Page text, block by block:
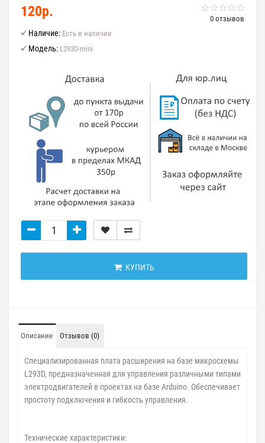
0 отзывов
120р.
Наличие: Есть в наличии
Модель: L293D-mini
КУПИТЬ
Описание Отзывов (0)
Специализированная плата расширения на базе микросхемы
L293D, предназначенная для управления различными типами
электродвигателей в проектах на базе Arduino. Обеспечивает
простоту подключения и гибкость управления.
Технические характеристики: